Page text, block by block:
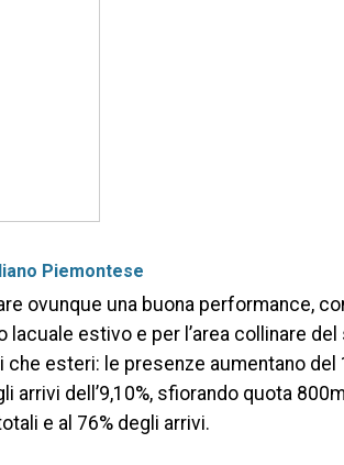
Piemontese
ovunque una buona performance,
estivo e per l’area collinare del
esteri: le presenze aumentano del
arrivi dell’9,10%, sfiorando quota
e al 76% degli arrivi.